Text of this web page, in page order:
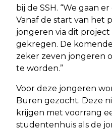
bij de SSH. “We gaan
Vanaf de start van het
jongeren via dit
gekregen. De
zeker zeven jongeren
te worden.”
Voor deze jongeren
Buren gezocht. Deze
krijgen met voorrang
studentenhuis als de